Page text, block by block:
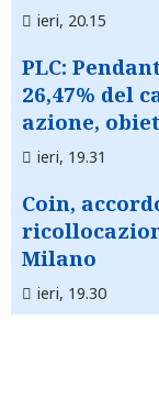
ieri, 20.15
PLC:
26,47% del
azione,
ieri, 19.31
Coin,
Milano
ieri, 19.30